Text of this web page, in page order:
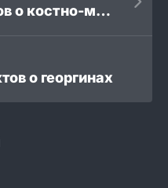
27 интересных фактов о костно-мышечной системе
о георгинах